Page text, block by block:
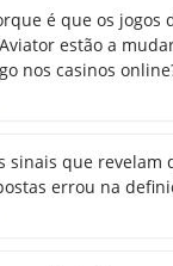
é que os jogos
estão a
nos casinos
sinais que revelam
errou na